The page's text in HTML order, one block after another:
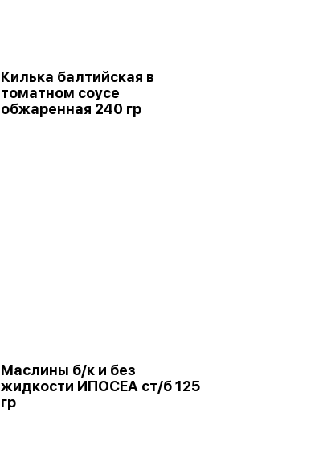
Килька балтийская в
томатном соусе
обжаренная 240 гр
Маслины б/к и без
жидкости ИПОСЕА ст/б 125
гр